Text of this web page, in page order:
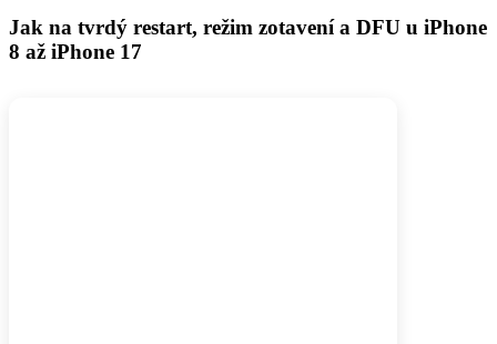
Jak na tvrdý restart, režim zotavení a DFU u iPhone
8 až iPhone 17